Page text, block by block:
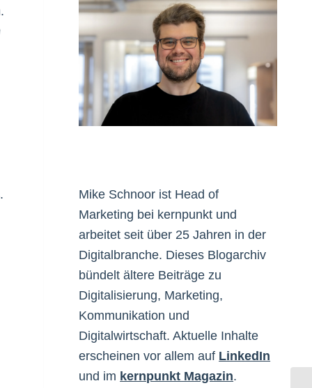
Mike Schnoor ist Head of
Marketing bei kernpunkt und
arbeitet seit über 25 Jahren in der
Digitalbranche. Dieses Blogarchiv
bündelt ältere Beiträge zu
Digitalisierung, Marketing,
Kommunikation und
Digitalwirtschaft. Aktuelle Inhalte
erscheinen vor allem auf LinkedIn
und im kernpunkt Magazin.